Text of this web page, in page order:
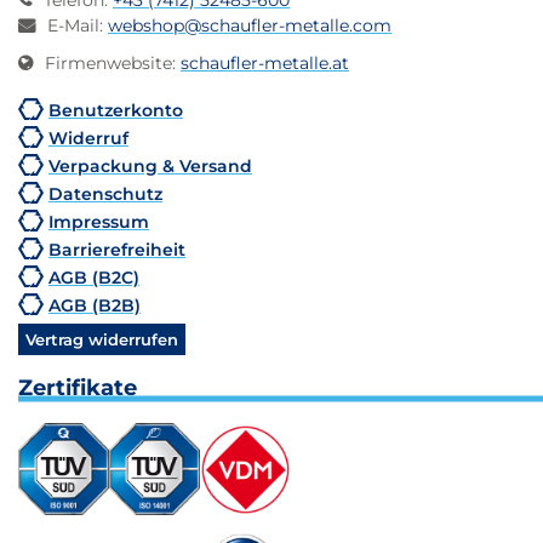
E-Mail: webshop@schaufler-metalle.com
Firmenwebsite: schaufler-metalle.at
Benutzerkonto
Widerruf
Verpackung & Versand
Datenschutz
Impressum
Barrierefreiheit
AGB (B2C)
AGB (B2B)
Vertrag widerrufen
Zertifikate